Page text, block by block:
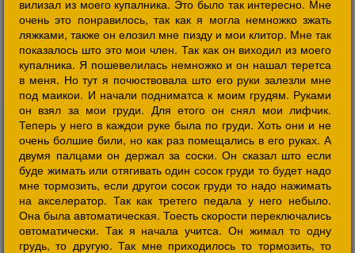
вилизал из моего купалника. Это было так интересно. Мне
очень это понравилось, так как я могла немножко зжать
ляжками, также он елозил мне пизду и мои клитор. Мне так
показалось што это мои член. Так как он виходил из моего
купалника. Я пошевелилась немножко и он нашал теретса
в меня. Но тут я почюствовала што его руки залезли мне
под маикои. И начали подниматса к моим грудям. Руками
он взял за мои груди. Для етого он снял мои лифчик.
Теперь у него в каждои руке была по груди. Хоть они и не
очень болшие били, но как раз помещались в его руках. А
двумя палцами он держал за соски. Он сказал што если
буде жимать или отягивать один сосок груди то будет надо
мне тормозить, если другои сосок груди то надо нажимать
на акселератор. Так как третего педала у него небыло.
Она была автоматическая. Тоесть скорости переключались
овтоматически. Так я начала учитса. Он жимал то одну
грудь, то другую. Так мне приходилось то тормозить, то